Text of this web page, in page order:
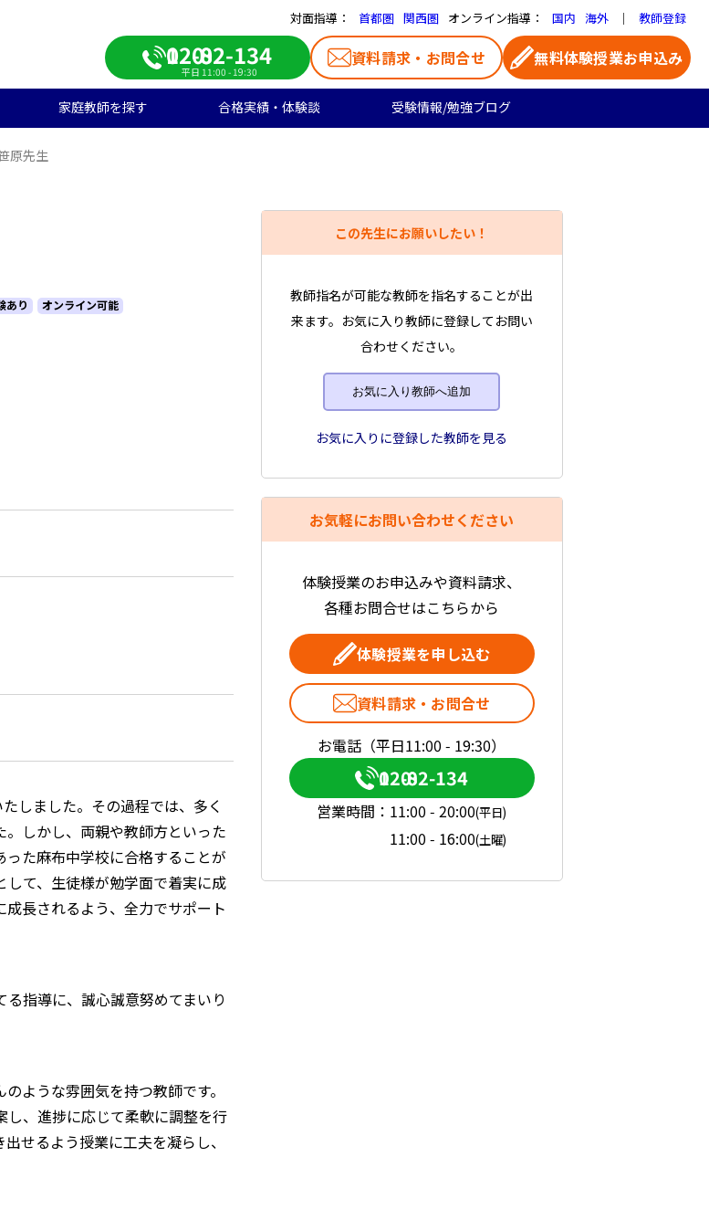
対面指導： 首都圏 関西圏 オンライン指導： 国内 海外 ｜ 教師登録
0120-082-134
平日 11:00 - 19:30
資料請求・お問合せ 無料体験授業お申込み
高校生向け
プロ家庭教師
家庭教師を探す 合格実績・体験談
一覧ページ
受験情報/勉強ブログ
原先生
あり オンライン可能
しました。その過程では、多く
しかし、両親や教師方といった
た麻布中学校に合格することが
て、生徒様が勉学面で着実に成
長されるよう、全力でサポート
指導に、誠心誠意努めてまいり
ような雰囲気を持つ教師です。
、進捗に応じて柔軟に調整を行
せるよう授業に工夫を凝らし、
この先生にお願いしたい！
教師指名が可能な教師を指名することが出
来ます。お気に入り教師に登録してお問い
合わせください。
お気に入り教師へ追加
お気に入りに登録した教師を見る
お気軽にお問い合わせください
体験授業のお申込みや資料請求、
各種お問合せはこちらから
体験授業を申し込む
資料請求・お問合せ
お電話（平日11:00 - 19:30）
0120-082-134
営業時間： 11:00 - 20:00(平日)
11:00 - 16:00(土曜)